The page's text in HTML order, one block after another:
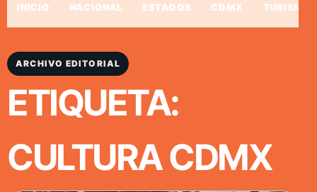
INICIO NACIONAL ESTADOS CDMX TURISMO
ARCHIVO EDITORIAL
ETIQUETA:
CULTURA CDMX